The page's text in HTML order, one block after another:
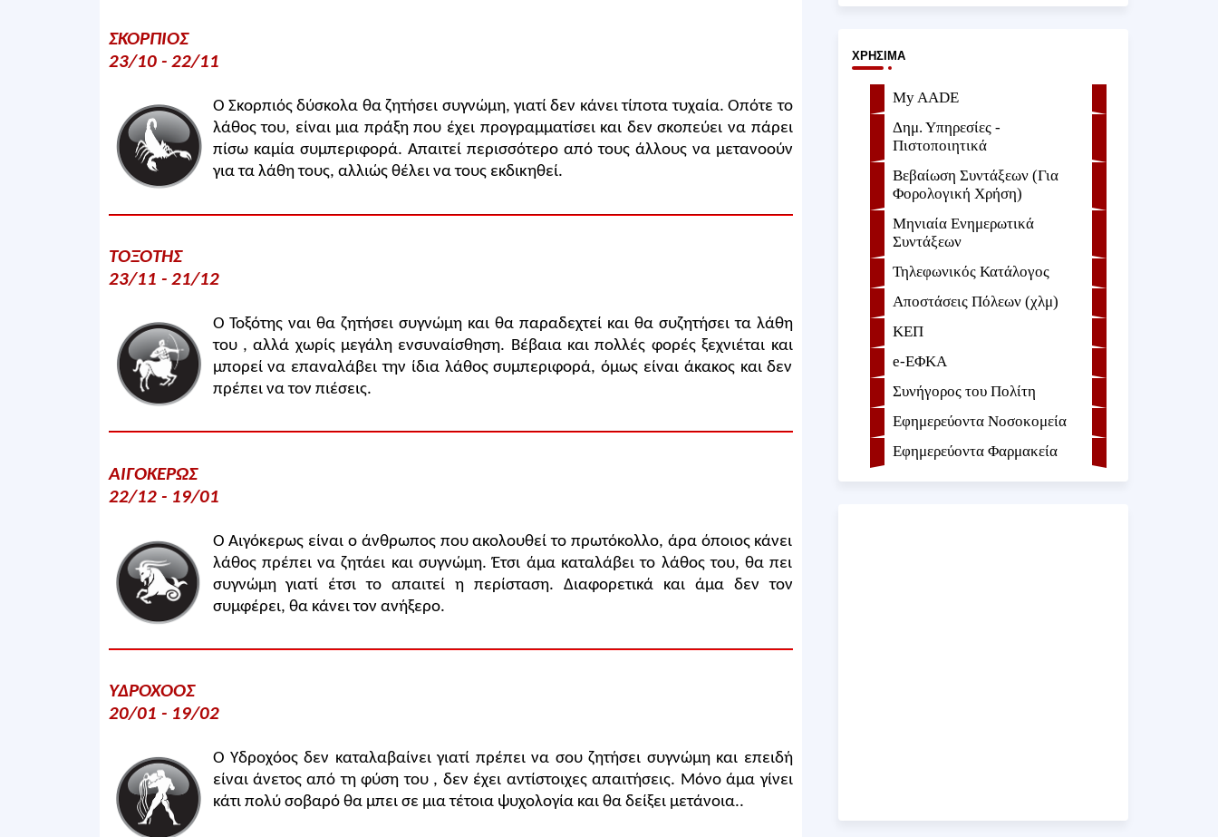
ΣΚΟΡΠΙΟΣ
23/10 - 22/11
Ο Σκορπιός δύσκολα θα ζητήσει συγνώμη, γιατί δεν κάνει τίποτα τυχαία. Οπότε το
λάθος του, είναι μια πράξη που έχει προγραμματίσει και δεν σκοπεύει να πάρει
πίσω καμία συμπεριφορά. Απαιτεί περισσότερο από τους άλλους να μετανοούν
για τα λάθη τους, αλλιώς θέλει να τους εκδικηθεί.
ΤΟΞΟΤΗΣ
23/11 - 21/12
Ο Τοξότης ναι θα ζητήσει συγνώμη και θα παραδεχτεί και θα συζητήσει τα λάθη
του , αλλά χωρίς μεγάλη ενσυναίσθηση. Βέβαια και πολλές φορές ξεχνιέται και
μπορεί να επαναλάβει την ίδια λάθος συμπεριφορά, όμως είναι άκακος και δεν
πρέπει να τον πιέσεις.
ΑΙΓΟΚΕΡΩΣ
22/12 - 19/01
Ο Αιγόκερως είναι ο άνθρωπος που ακολουθεί το πρωτόκολλο, άρα όποιος κάνει
λάθος πρέπει να ζητάει και συγνώμη. Έτσι άμα καταλάβει το λάθος του, θα πει
συγνώμη γιατί έτσι το απαιτεί η περίσταση. Διαφορετικά και άμα δεν τον
συμφέρει, θα κάνει τον ανήξερο.
ΥΔΡΟΧΟΟΣ
20/01 - 19/02
Ο Υδροχόος δεν καταλαβαίνει γιατί πρέπει να σου ζητήσει συγνώμη και επειδή
είναι άνετος από τη φύση του , δεν έχει αντίστοιχες απαιτήσεις. Μόνο άμα γίνει
κάτι πολύ σοβαρό θα μπει σε μια τέτοια ψυχολογία και θα δείξει μετάνοια..
ΧΡΉΣΙΜΑ
My AADE
Δημ. Υπηρεσίες -
Πιστοποιητικά
Βεβαίωση Συντάξεων (Για
Φορολογική Χρήση)
Μηνιαία Ενημερωτικά
Συντάξεων
Τηλεφωνικός Κατάλογος
Αποστάσεις Πόλεων (χλμ)
ΚΕΠ
e-ΕΦKA
Συνήγορος του Πολίτη
Εφημερεύοντα Νοσοκομεία
Εφημερεύοντα Φαρμακεία